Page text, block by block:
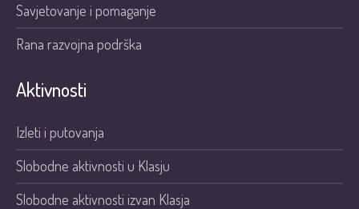
Savjetovanje i pomaganje
Rana razvojna podrška
Aktivnosti
Izleti i putovanja
Slobodne aktivnosti u Klasju
Slobodne aktivnosti izvan Klasja